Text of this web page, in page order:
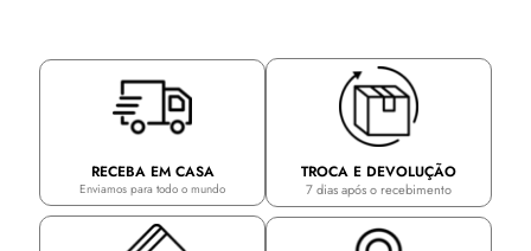
RECEBA EM CASA
Enviamos para todo o mundo
TROCA E DEVOLUÇÃO
7 dias após o recebimento